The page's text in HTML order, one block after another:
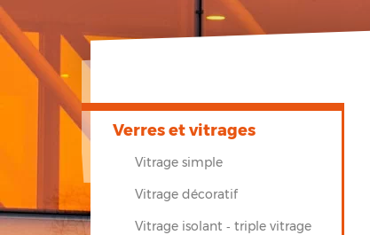
Verres et vitrages
Vitrage simple
Vitrage décoratif
Vitrage isolant ‐ triple vitrage